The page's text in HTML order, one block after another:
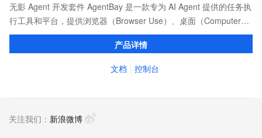
无影 Agent 开发套件 AgentBay 是一款专为 AI Agent 提供的任务执
行工具和平台，提供浏览器（Browser Use）、桌面（Computer
Use）、代码（CodeSpace）、移动端（Mobile Use）全覆盖的安
全沙箱环境，支持 SDK 和 MCP 接入，依托阿里云强大算力实现智
能体的高效调度与规模化运行。
产品详情
文档 控制台
关注我们： 新浪微博